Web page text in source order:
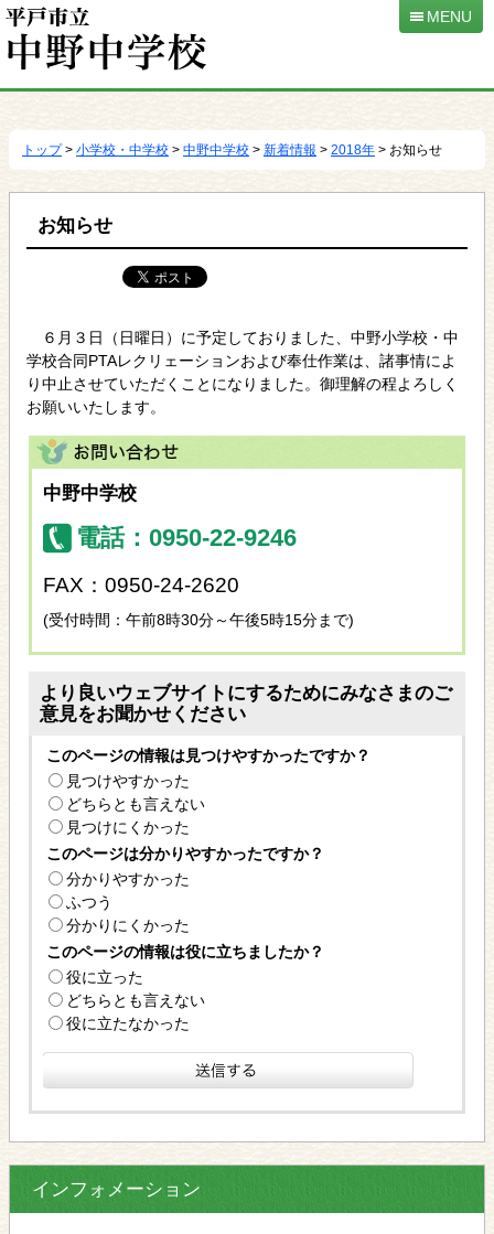
移
MENU
トップ> 小学校・中学校 > 中野中学校 > 新着情報 > 2018年 > お知らせ
お知らせ
６月３日（日曜日）に予定しておりました、中野小学校・中
学校合同PTAレクリェーションおよび奉仕作業は、諸事情によ
り中止させていただくことになりました。御理解の程よろしく
お願いいたします。
中野中学校
電話：0950-22-9246
FAX：0950-24-2620
(受付時間：午前8時30分～午後5時15分まで)
より良いウェブサイトにするためにみなさまのご
意見をお聞かせください
このページの情報は見つけやすかったですか？
見つけやすかった
どちらとも言えない
見つけにくかった
このページは分かりやすかったですか？
分かりやすかった
ふつう
分かりにくかった
このページの情報は役に立ちましたか？
役に立った
どちらとも言えない
役に立たなかった
インフォメーション